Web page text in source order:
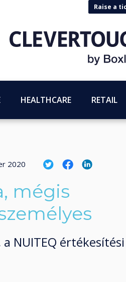
Raise a
HEALTHCARE RETAIL
2020
mégis
NUITEQ értékesítési